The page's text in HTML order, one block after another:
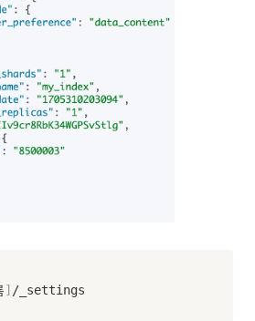
] /_settings